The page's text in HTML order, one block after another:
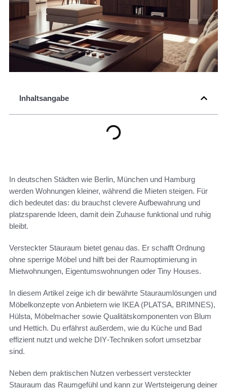
Inhaltsangabe
In deutschen Städten wie Berlin, München und Hamburg
werden Wohnungen kleiner, während die Mieten steigen. Für
dich bedeutet das: du brauchst clevere Aufbewahrung und
platzsparende Ideen, damit dein Zuhause funktional und ruhig
bleibt.
Versteckter Stauraum bietet genau das. Er schafft Ordnung
ohne sperrige Möbel und hilft bei der Raumoptimierung in
Mietwohnungen, Eigentumswohnungen oder Tiny Houses.
In diesem Artikel zeige ich dir bewährte Stauraumlösungen und
Möbelkonzepte von Anbietern wie IKEA (PLATSA, BRIMNES),
Hülsta, Möbelmacher sowie Qualitätskomponenten von Blum
und Hettich. Du erfährst außerdem, wie du Küche und Bad
effizient nutzt und welche DIY‑Techniken sofort umsetzbar
sind.
Neben dem praktischen Nutzen verbessert versteckter
Stauraum das Raumgefühl und kann zur Wertsteigerung deiner